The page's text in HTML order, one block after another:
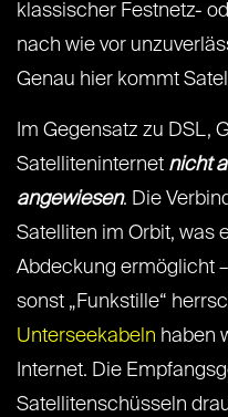
klassischer Festnetz-
nach wie vor
Genau hier kommt
Im Gegensatz zu DSL,
Satelliteninternet nicht
angewiesen. Die
Satelliten im Orbit, was
Abdeckung ermöglicht
sonst „Funkstille“
Unterseekabeln haben
Internet. Die
Satellitenschüsseln